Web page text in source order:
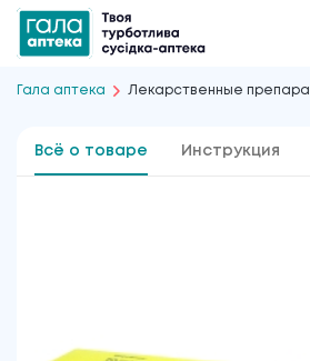
Гала аптека Лекарственные
Всё о товаре Инструкция